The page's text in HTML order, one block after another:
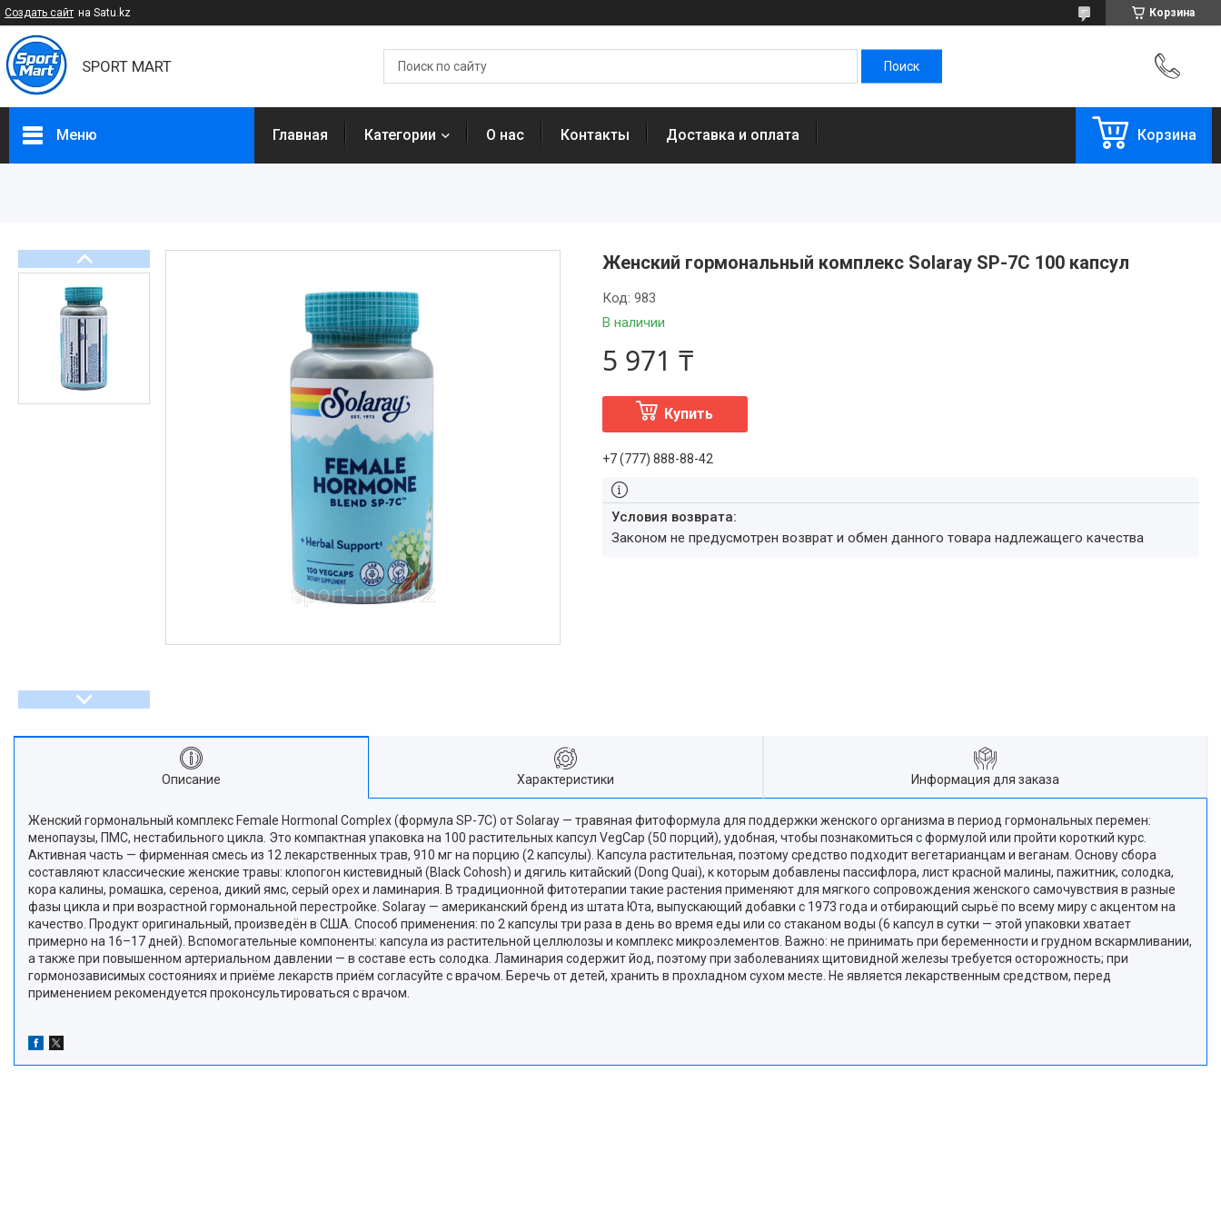
Создать сайт на Satu.kz Корзина
SPORT MART
Меню
Спортивные товары
Диетическое питание
Доставка и оплата
Главная Категории О нас Контакты Доставка и оплата Корзина
Женский гормональный комплекс Solaray SP-7C 100 капсул
В наличии
Код: 983
5 971 ₸
Купить
+7 (777) 888-88-42
Законом не предусмотрен возврат и обмен данного товара надлежащего качества
Описание Характеристики Информация для заказа
Женский гормональный комплекс Female Hormonal Complex (формула SP-7C) от Solaray — травяная фитоформула для поддержки женского организма в период гормональных перемен:
менопаузы, ПМС, нестабильного цикла. Это компактная упаковка на 100 растительных капсул VegCap (50 порций), удобная, чтобы познакомиться с формулой или пройти короткий курс.
Активная часть — фирменная смесь из 12 лекарственных трав, 910 мг на порцию (2 капсулы). Капсула растительная, поэтому средство подходит вегетарианцам и веганам. Основу сбора
составляют классические женские травы: клопогон кистевидный (Black Cohosh) и дягиль китайский (Dong Quai), к которым добавлены пассифлора, лист красной малины, пажитник, солодка,
кора калины, ромашка, сереноа, дикий ямс, серый орех и ламинария. В традиционной фитотерапии такие растения применяют для мягкого сопровождения женского самочувствия в разные
фазы цикла и при возрастной гормональной перестройке. Solaray — американский бренд из штата Юта, выпускающий добавки с 1973 года и отбирающий сырьё по всему миру с акцентом на
качество. Продукт оригинальный, произведён в США. Способ применения: по 2 капсулы три раза в день во время еды или со стаканом воды (6 капсул в сутки — этой упаковки хватает
примерно на 16–17 дней). Вспомогательные компоненты: капсула из растительной целлюлозы и комплекс микроэлементов. Важно: не принимать при беременности и грудном вскармливании,
а также при повышенном артериальном давлении — в составе есть солодка. Ламинария содержит йод, поэтому при заболеваниях щитовидной железы требуется осторожность; при
гормонозависимых состояниях и приёме лекарств приём согласуйте с врачом. Беречь от детей, хранить в прохладном сухом месте. Не является лекарственным средством, перед
применением рекомендуется проконсультироваться с врачом.